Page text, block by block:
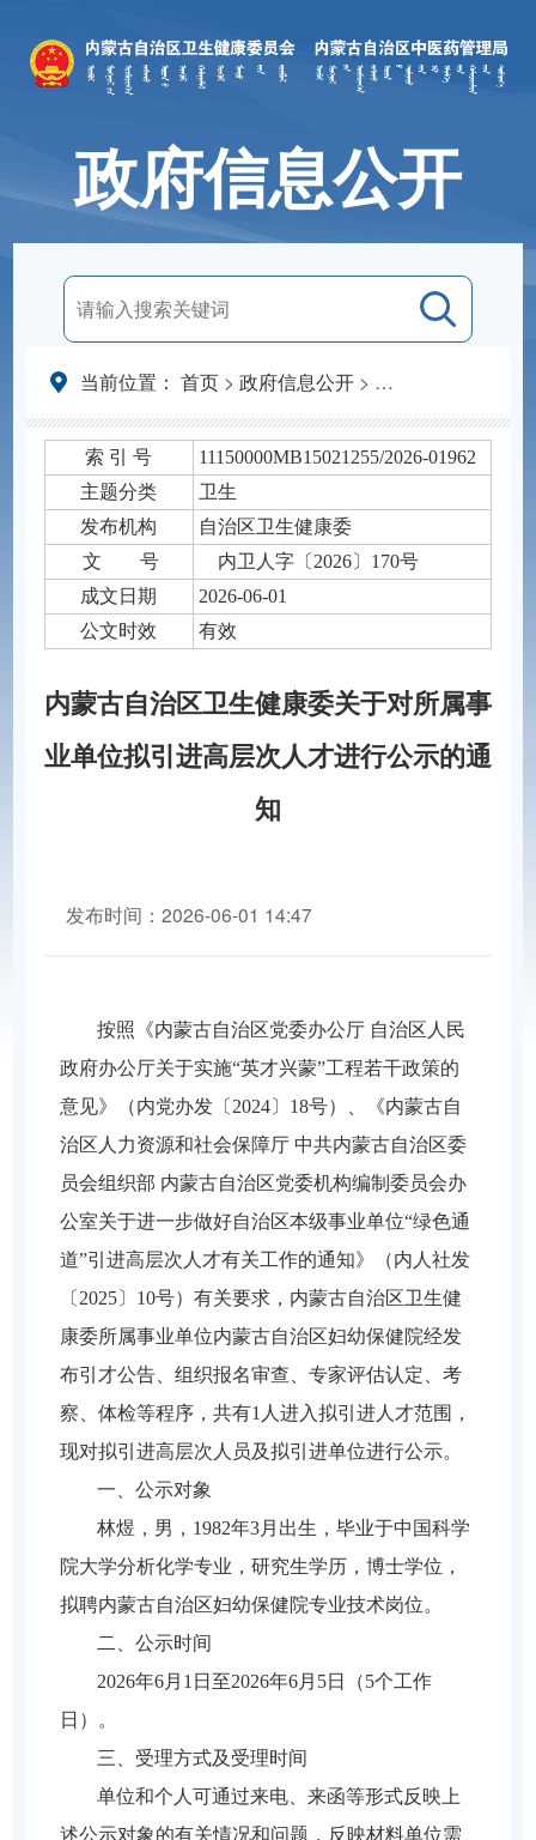
政府信息公开
当前位置： 首页> 政府信息公开> 法定主动公开内容
索 引 号
11150000MB15021255/2026-01962
主题分类
卫生
发布机构
自治区卫生健康委
文 号
内卫人字〔2026〕170号
成文日期
2026-06-01
公文时效
有效
内蒙古自治区卫生健康委关于对所属事
业单位拟引进高层次人才进行公示的通
知
发布时间：2026-06-01 14:47
按照《内蒙古自治区党委办公厅 自治区人民
政府办公厅关于实施“英才兴蒙”工程若干政策的
意见》（内党办发〔2024〕18号）、《内蒙古自
治区人力资源和社会保障厅 中共内蒙古自治区委
员会组织部 内蒙古自治区党委机构编制委员会办
公室关于进一步做好自治区本级事业单位“绿色通
道”引进高层次人才有关工作的通知》（内人社发
〔2025〕10号）有关要求，内蒙古自治区卫生健
康委所属事业单位内蒙古自治区妇幼保健院经发
布引才公告、组织报名审查、专家评估认定、考
察、体检等程序，共有1人进入拟引进人才范围，
现对拟引进高层次人员及拟引进单位进行公示。
一、公示对象
林煜，男， 1982年3月出生，毕业于中国科学
院大学分析化学专业，研究生学历，博士学位，
拟聘内蒙古自治区妇幼保健院专业技术岗位。
二、公示时间
2026年6月1日至2026年6月5日（5个工作
日）。
三、受理方式及受理时间
单位和个人可通过来电、来函等形式反映上
述公示对象的有关情况和问题，反映材料单位需